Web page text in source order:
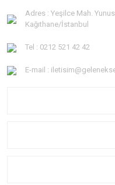
Adres : Yeşilce Mah.
Kağıthane/İstanbul
Tel : 0212 521 42 42
E-mail :